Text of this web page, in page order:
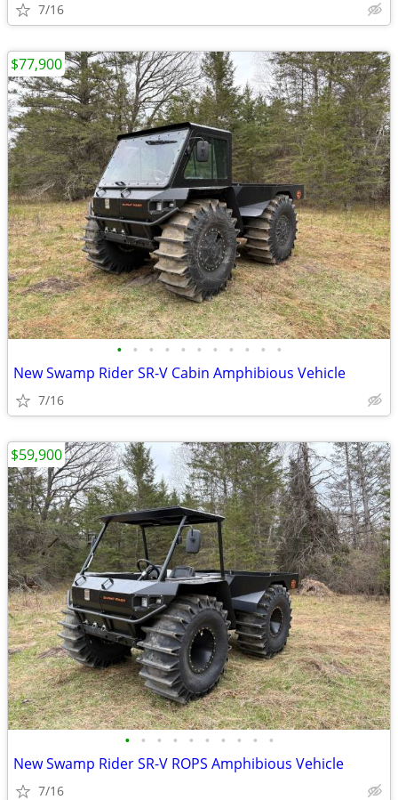
7/16
• • • • • • • • • • •
New Swamp Rider SR-V Cabin Amphibious Vehicle
7/16
$77,900
• • • • • • • • • •
New Swamp Rider SR-V ROPS Amphibious Vehicle
7/16
$59,900